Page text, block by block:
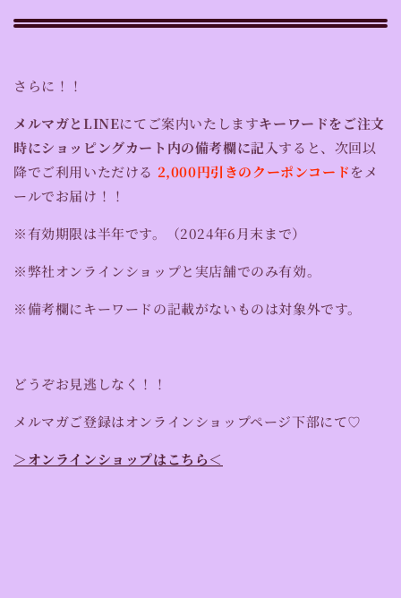
さらに！！
メルマガとLINEにてご案内いたしますキーワードをご注文
時にショッピングカート内の備考欄に記入すると、次回以
降でご利用いただける 2,000円引きのクーポンコードをメ
ールでお届け！！
※有効期限は半年です。
（2024年6月末まで）
※弊社オンラインショップと実店舗でのみ有効。
※備考欄にキーワードの記載がないものは対象外です。
どうぞお見逃しなく！！
メルマガご登録はオンラインショップページ下部にて♡
＞オンラインショップはこちら＜